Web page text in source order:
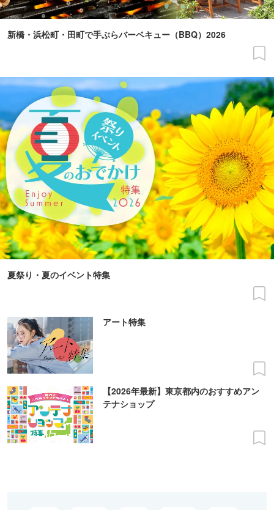
新橋・浜松町・田町で手ぶらバーベキュー（BBQ）2026
夏祭り・夏のイベント特集
アート特集
【2026年最新】東京都内のおすすめアン
テナショップ